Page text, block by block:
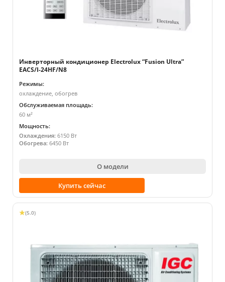
Инверторный кондиционер Electrolux “Fusion Ultra”
EACS/I-24HF/N8
Режимы:
охлаждение, обогрев
Обслуживаемая площадь:
60 м²
Мощность:
Охлаждения: 6150 Вт
Обогрева: 6450 Вт
О модели
Купить сейчас
(5.0)